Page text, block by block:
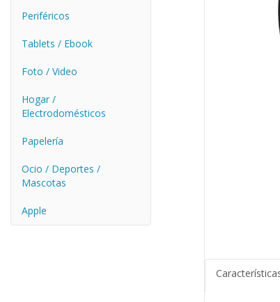
Periféricos
Tablets / Ebook
Foto / Video
Hogar /
Electrodomésticos
Papelería
Ocio / Deportes /
Mascotas
Apple